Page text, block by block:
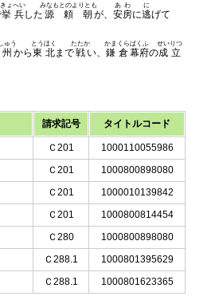
挙兵
きょへい
した 源頼朝
みなもとのよりとも
が、 安房
あわ
に逃
に
げて
ゅう
から東北
とうほく
まで戦
たたか
い、 鎌倉
かまくら
幕府
ばくふ
の成立
せいりつ
請求記号 タイトルコード
Ｃ201
1000110055986
Ｃ201
1000800898080
Ｃ201
1000010139842
Ｃ201
1000800814454
Ｃ280
1000800898080
Ｃ288.1
1000801395629
Ｃ288.1 1000801623365